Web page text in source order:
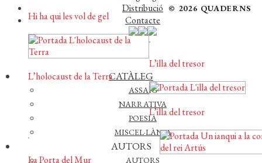
Distribució
Contacte
CATÀLEG
ASSAIG
NARRATIVA
POESIA
MISCEL·LÀNIA
AUTORS
AUTORS
Hi ha qui les vol de gel
L’holocaust de la Terra
L’illa del tresor
L’illa del tresor
La Porta del Mur
© 2026 QUADERNS